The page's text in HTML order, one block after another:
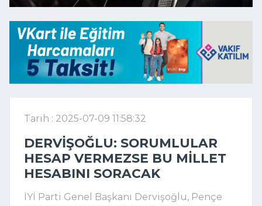
Tarih : 2025-07-09 11:58:32
DERVIŞOĞLU: SORUMLULAR
HESAP VERMEZSE BU MILLET
HESABINI SORACAK
İYİ Parti Genel Başkanı Dervişoğlu, Pençe